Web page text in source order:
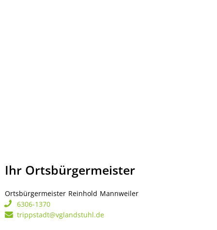
Ihr Ortsbürgermeister
Ortsbürgermeister Reinhold Mannweiler
6306-1370
trippstadt@vglandstuhl.de